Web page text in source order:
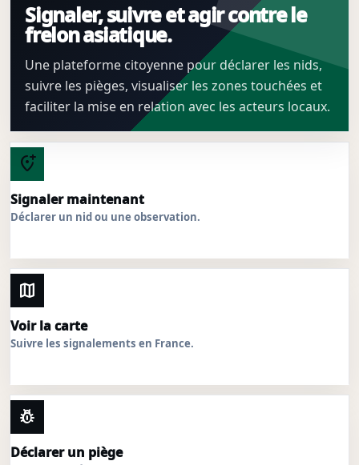
Signaler, suivre et agir contre le
frelon asiatique.
Une plateforme citoyenne pour déclarer les nids,
suivre les pièges, visualiser les zones touchées et
faciliter la mise en relation avec les acteurs locaux.
add_location_alt
Signaler maintenant
Déclarer un nid ou une observation.
map
Voir la carte
Suivre les signalements en France.
pest_control
Déclarer un piège